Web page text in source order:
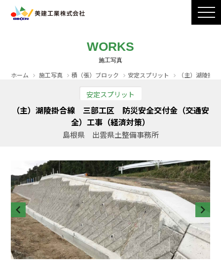
製品ラインナップ
CADダウンロード
WORKS
ホーム 施工写真 積（張）ブロック 安定スプリット （主）湖陵掛
安定スプリット
（主）湖陵掛合線 三部工区 防災安全交付金（交通安
全）工事（経済対策）
島根県 出雲県土整備事務所